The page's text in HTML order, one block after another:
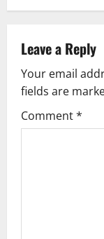
n
a
v
i
g
Leave a Reply
Your email
fields are
Comment*